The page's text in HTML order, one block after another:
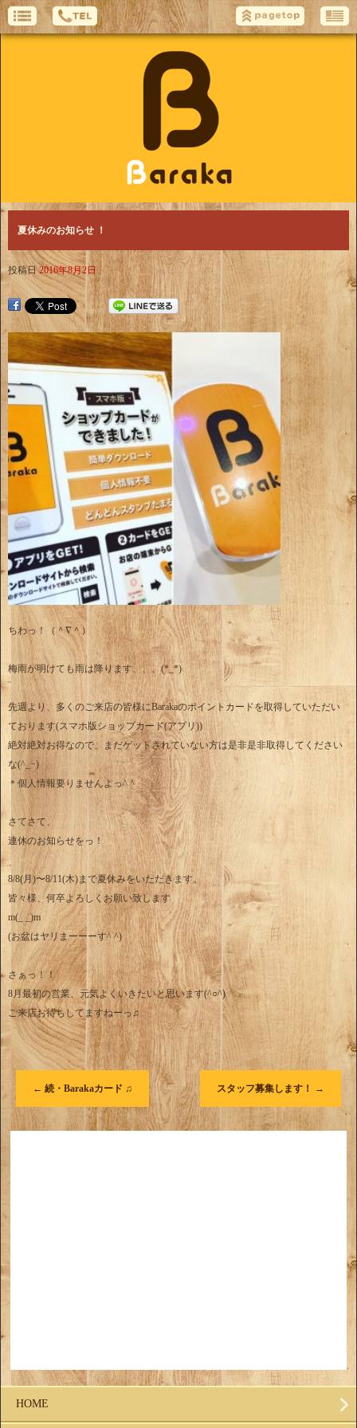
夏休みのお知らせ ！
投稿日 2016年8月2日
ちわっ！（＾∇＾）
梅雨が明けても雨は降ります、、、(*_*)
先週より、多くのご来店の皆様にBarakaのポイントカードを取得していただい
ております(スマホ版ショップカード(アプリ))
絶対絶対お得なので、まだゲットされていない方は是非是非取得してください
な(^_−)
＊個人情報要りませんよっ^ ^
さてさて、
連休のお知らせをっ！
8/8(月)〜8/11(木)まで夏休みをいただきます。
皆々様、何卒よろしくお願い致します
m(_ _)m
(お盆はヤリまーーーす^ ^)
さぁっ！！
8月最初の営業、元気よくいきたいと思います(^○^)
ご来店お待ちしてますねーっ♫
← 続・Barakaカード ♫ スタッフ募集します！ →
HOME